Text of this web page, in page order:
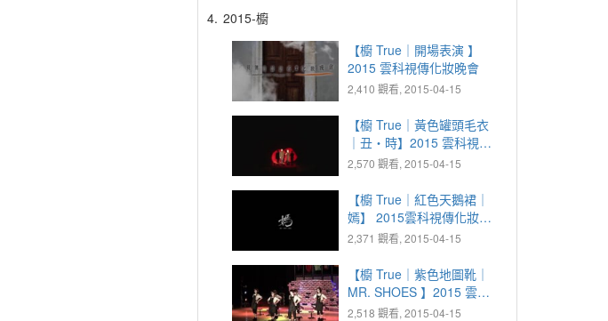
4. 2015-櫥
【櫥 True｜開場表演 】
2015 雲科視傳化妝晚會
2,410 觀看, 2015-04-15
【櫥 True｜黃色罐頭毛衣
｜丑‧時】2015 雲科視傳
系化妝晚會
2,570 觀看, 2015-04-15
【櫥 True｜紅色天鵝裙｜
嫣】 2015雲科視傳化妝晚
會
2,371 觀看, 2015-04-15
【櫥 True｜紫色地圖靴｜
MR. SHOES 】2015 雲科
視傳化妝晚會
2,518 觀看, 2015-04-15